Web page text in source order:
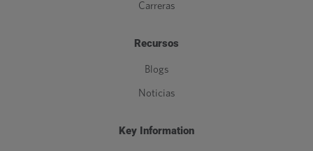
Carreras
Recursos
Blogs
Noticias
Key Information